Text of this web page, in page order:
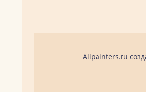
Allpainters.ru